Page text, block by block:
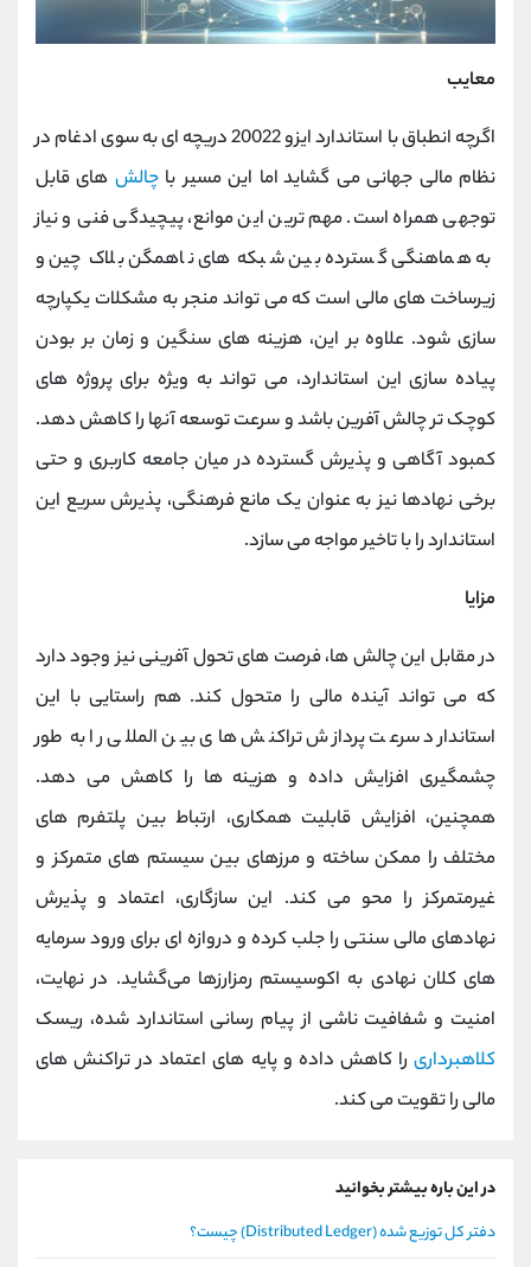
معایب
اگرچه انطباق با استاندارد ایزو 20022 دریچه ‌ای به سوی ادغام در
نظام مالی جهانی می ‌گشاید اما این مسیر باچالش‌ های قابل
توجهی همراه است. مهم ‌ترین این موانع، پیچیدگی فنی و نیاز
به هماهنگی گسترده بین شبکه ‌های ناهمگن بلاک ‌چین و
زیرساخت‌ های مالی است که می ‌تواند منجر به مشکلات یکپارچه
‌سازی شود. علاوه بر این، هزینه ‌های سنگین و زمان ‌بر بودن
پیاده ‌سازی این استاندارد، می ‌تواند به‌ ویژه برای پروژه ‌های
کوچک ‌تر چالش ‌آفرین باشد و سرعت توسعه آنها را کاهش دهد.
کمبود آگاهی و پذیرش گسترده در میان جامعه کاربری و حتی
برخی نهادها نیز به عنوان یک مانع فرهنگی، پذیرش سریع این
استاندارد را با تاخیر مواجه می ‌سازد.
مزایا
در مقابل این چالش ‌ها، فرصت ‌های تحول ‌آفرینی نیز وجود دارد
که می ‌تواند آینده مالی را متحول کند. هم ‌راستایی با این
استاندارد سرعت پردازش تراکنش ‌های بین ‌المللی را به‌ طور
چشمگیری افزایش داده و هزینه ‌ها را کاهش می ‌دهد.
همچنین، افزایش قابلیت همکاری، ارتباط بین پلتفرم‌ های
مختلف را ممکن ساخته و مرزهای بین سیستم ‌های متمرکز و
غیرمتمرکز را محو می کند. این سازگاری، اعتماد و پذیرش
نهادهای مالی سنتی را جلب کرده و دروازه ‌ای برای ورود سرمایه
‌های کلان نهادی به اکوسیستم رمزارزها می‌گشاید. در نهایت،
امنیت و شفافیت ناشی از پیام ‌رسانی استاندارد شده، ریسک
کلاهبرداری را کاهش داده و پایه ‌های اعتماد در تراکنش ‌های
مالی را تقویت می کند.
در این باره بیشتر بخوانید
دفتر کل توزیع شده (Distributed Ledger) چیست؟